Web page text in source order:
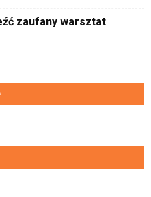
zaufany warsztat